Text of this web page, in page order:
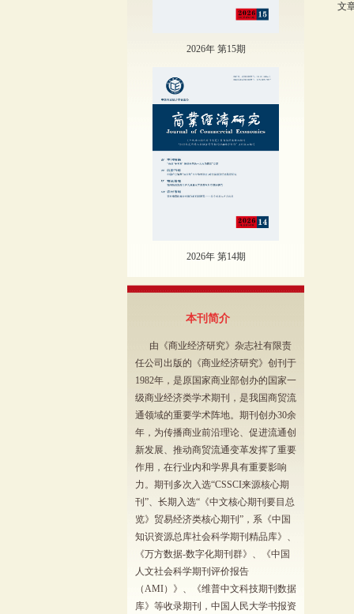
2026年 第15期
2026年 第14期
本刊简介
由《商业经济研究》杂志社有限责
任公司出版的《商业经济研究》创刊于
1982年，是原国家商业部创办的国家一
级商业经济类学术期刊，是我国商贸流
通领域的重要学术阵地。期刊创办30余
年，为传播商业前沿理论、促进流通创
新发展、推动商贸流通变革发挥了重要
作用，在行业内和学界具有重要影响
力。期刊多次入选“CSSCI来源核心期
刊”、长期入选“《中文核心期刊要目总
览》贸易经济类核心期刊”，系《中国
知识资源总库社会科学期刊精品库》、
《万方数据-数字化期刊群》、《中国
人文社会科学期刊评价报告
（AMI）》、《维普中文科技期刊数据
库》等收录期刊，中国人民大学书报资
文